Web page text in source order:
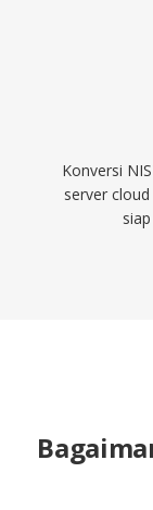
Konversi
server